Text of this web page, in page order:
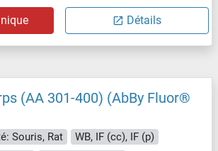
Détails
(AA 301-400) (AbBy Fluor®
Souris, Rat
WB, IF (cc), IF (p)